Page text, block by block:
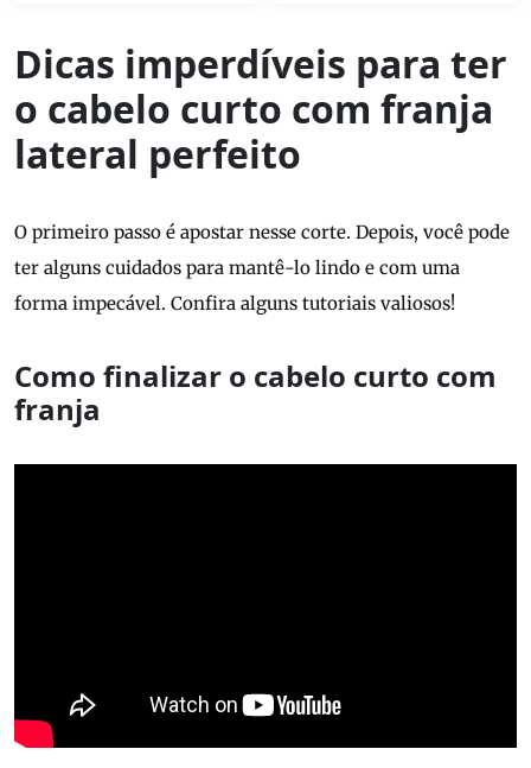
Dicas imperdíveis para ter
o cabelo curto com franja
lateral perfeito
O primeiro passo é apostar nesse corte. Depois, você pode
ter alguns cuidados para mantê-lo lindo e com uma
forma impecável. Confira alguns tutoriais valiosos!
Como finalizar o cabelo curto com
franja